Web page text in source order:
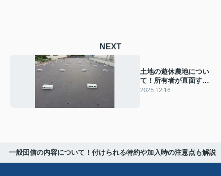
NEXT
土地の遊休農地につい
て！所有者が直面する
課題も解説
2025.12.16
一般団信の内容について！付けられる特約や加入時の注意点も解説